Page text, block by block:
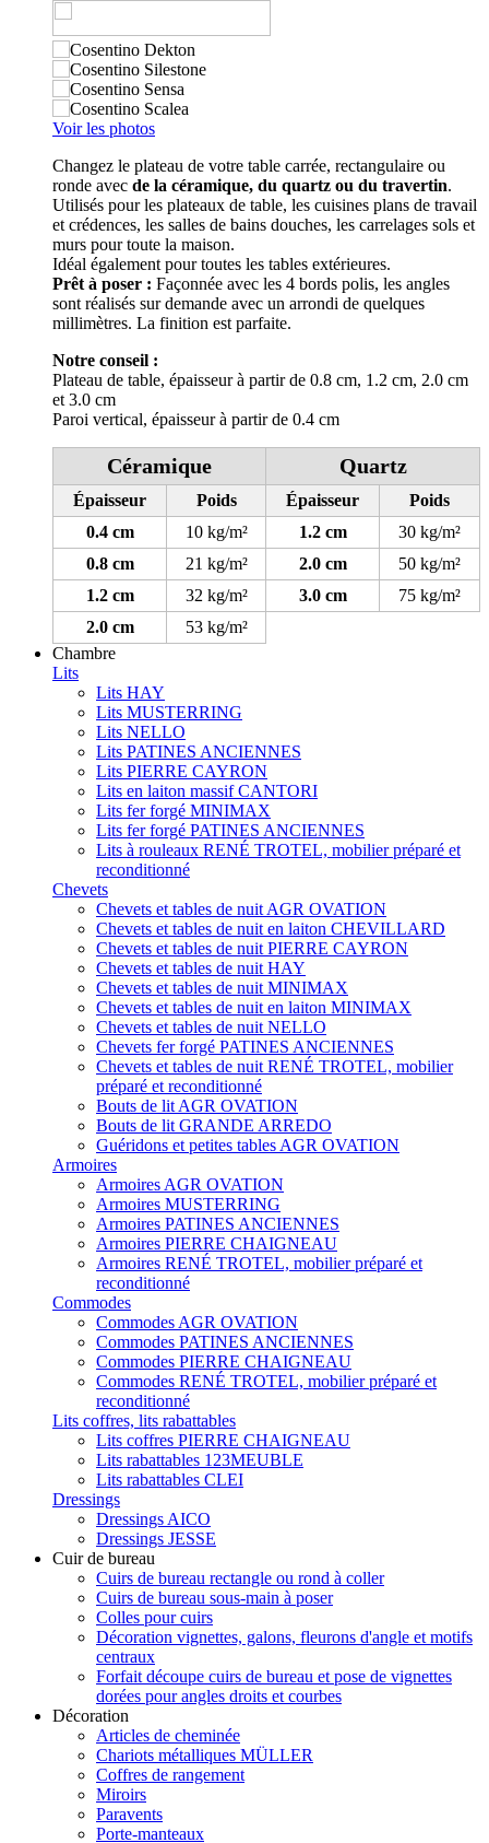
Voir les photos
Changez le plateau de votre table carrée, rectangulaire ou
ronde avec de la céramique, du quartz ou du travertin.
Utilisés pour les plateaux de table, les cuisines plans de travail
et crédences, les salles de bains douches, les carrelages sols et
murs pour toute la maison.
Idéal également pour toutes les tables extérieures.
Prêt à poser : Façonnée avec les 4 bords polis, les angles
sont réalisés sur demande avec un arrondi de quelques
millimètres. La finition est parfaite.
Notre conseil :
Plateau de table, épaisseur à partir de 0.8 cm, 1.2 cm, 2.0 cm
et 3.0 cm
Paroi vertical, épaisseur à partir de 0.4 cm
Céramique Quartz
Épaisseur Poids Épaisseur
Poids
0.4 cm
10 kg/m² 1.2 cm
30 kg/m²
0.8 cm
21 kg/m² 2.0 cm
50 kg/m²
1.2 cm
32 kg/m² 3.0 cm
75 kg/m²
2.0 cm
53 kg/m²
Chambre
Lits
Lits HAY
Lits MUSTERRING
Lits NELLO
Lits PATINES ANCIENNES
Lits PIERRE CAYRON
Lits en laiton massif CANTORI
Lits fer forgé MINIMAX
Lits fer forgé PATINES ANCIENNES
Lits à rouleaux RENÉ TROTEL, mobilier préparé et
reconditionné
Chevets
Chevets et tables de nuit AGR OVATION
Chevets et tables de nuit en laiton CHEVILLARD
Chevets et tables de nuit PIERRE CAYRON
Chevets et tables de nuit HAY
Chevets et tables de nuit MINIMAX
Chevets et tables de nuit en laiton MINIMAX
Chevets et tables de nuit NELLO
Chevets fer forgé PATINES ANCIENNES
Chevets et tables de nuit RENÉ TROTEL, mobilier
préparé et reconditionné
Bouts de lit AGR OVATION
Bouts de lit GRANDE ARREDO
Guéridons et petites tables AGR OVATION
Armoires
Armoires AGR OVATION
Armoires MUSTERRING
Armoires PATINES ANCIENNES
Armoires PIERRE CHAIGNEAU
Armoires RENÉ TROTEL, mobilier préparé et
reconditionné
Commodes
Commodes AGR OVATION
Commodes PATINES ANCIENNES
Commodes PIERRE CHAIGNEAU
Commodes RENÉ TROTEL, mobilier préparé et
reconditionné
Lits coffres, lits rabattables
Lits coffres PIERRE CHAIGNEAU
Lits rabattables 123MEUBLE
Lits rabattables CLEI
Dressings
Dressings AICO
Dressings JESSE
Cuir de bureau
Cuirs de bureau rectangle ou rond à coller
Cuirs de bureau sous-main à poser
Colles pour cuirs
Décoration vignettes, galons, fleurons d'angle et motifs
centraux
Forfait découpe cuirs de bureau et pose de vignettes
dorées pour angles droits et courbes
Décoration
Articles de cheminée
Chariots métalliques MÜLLER
Coffres de rangement
Miroirs
Paravents
Porte-manteaux